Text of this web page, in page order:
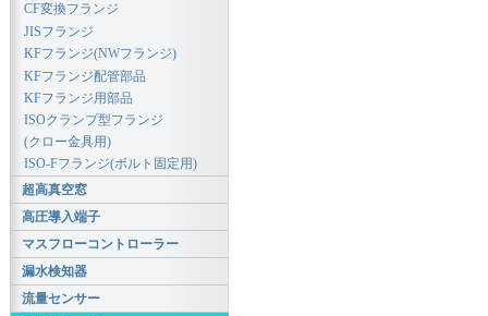
CF変換フランジ
JISフランジ
KFフランジ(NWフランジ)
KFフランジ配管部品
KFフランジ用部品
ISOクランプ型フランジ
(クロー金具用)
ISO-Fフランジ(ボルト固定用)
超高真空窓
高圧導入端子
マスフローコントローラー
漏水検知器
流量センサー